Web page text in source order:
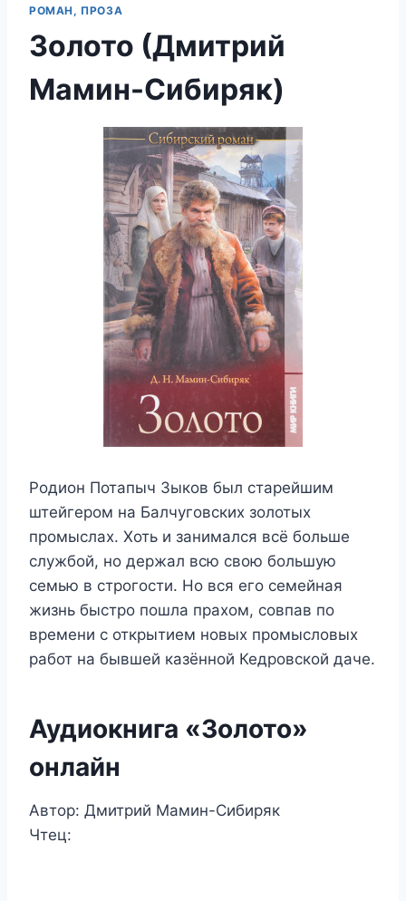
РОМАН, ПРОЗА
Золото (Дмитрий
Мамин-Сибиряк)
Родион Потапыч Зыков был старейшим
штейгером на Балчуговских золотых
промыслах. Хоть и занимался всё больше
службой, но держал всю свою большую
семью в строгости. Но вся его семейная
жизнь быстро пошла прахом, совпав по
времени с открытием новых промысловых
работ на бывшей казённой Кедровской даче.
Аудиокнига «Золото»
онлайн
Автор: Дмитрий Мамин-Сибиряк
Чтец: